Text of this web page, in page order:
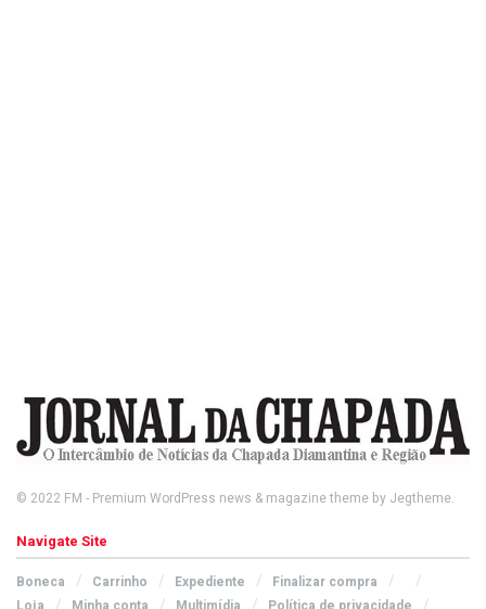
© 2022 FM - Premium WordPress news & magazine theme by Jegtheme.
Navigate Site
Boneca Carrinho Expediente
Finalizar compra